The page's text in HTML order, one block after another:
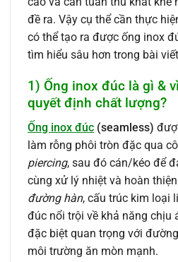
đề ra. Vậy cụ thể cần thực
có thể tạo ra được ống inox
tìm hiểu sâu hơn trong bài
1) Ống inox đúc là gì &
quyết định chất lượng?
Ống inox đúc (seamless)
làm rỗng phôi tròn đặc qua
piercing, sau đó cán/kéo để
cùng xử lý nhiệt và hoàn
đường hàn, cấu trúc kim loại
đúc nổi trội về khả năng chịu
đặc biệt quan trọng với
môi trường ăn mòn mạnh.